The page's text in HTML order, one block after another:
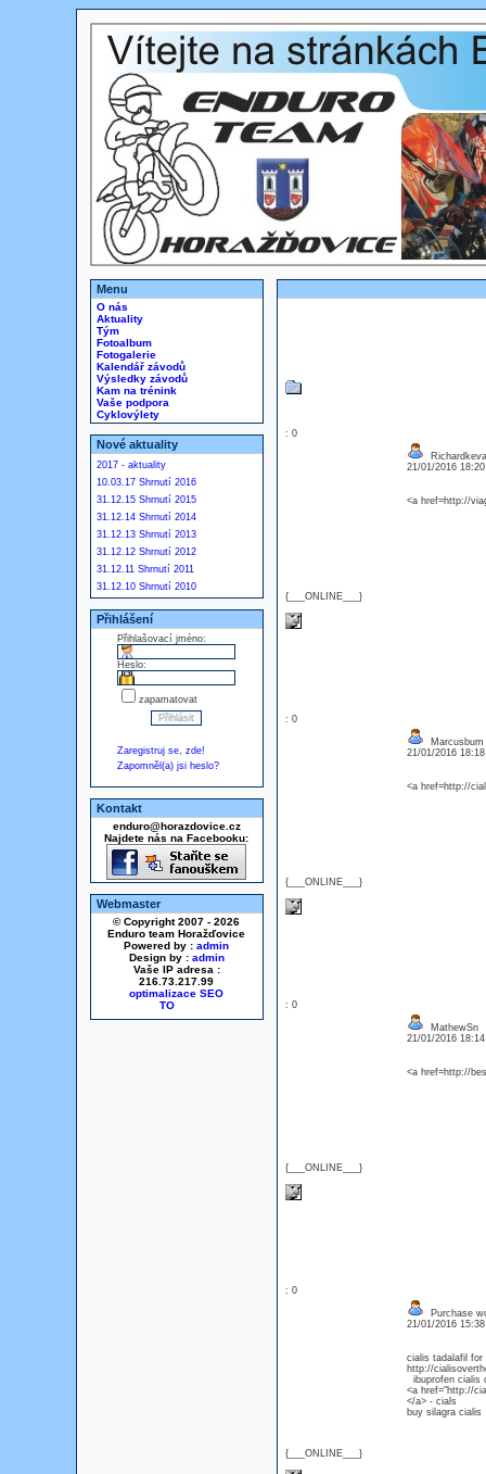
Menu
O nás
Aktuality
Tým
Fotoalbum
Fotogalerie
Kalendář závodů
Výsledky závodů
Kam na trénink
Vaše podpora
Cyklovýlety
Nové aktuality
2017 - aktuality
10.03.17 Shrnutí 2016
31.12.15 Shrnutí 2015
31.12.14 Shrnutí 2014
31.12.13 Shrnutí 2013
31.12.12 Shrnutí 2012
31.12.11 Shrnutí 2011
31.12.10 Shrnutí 2010
Přihlášení
Přihlašovací jméno:
Heslo:
zapamatovat
Zaregistruj se, zde!
Zapomněl(a) jsi heslo?
Kontakt
enduro@horazdovice.cz
Najdete nás na Facebooku:
Webmaster
© Copyright 2007 - 2026
Enduro team Horažďovice
Powered by : admin
Design by : admin
Vaše IP adresa :
216.73.217.99
optimalizace SEO
: 0
{___ONLINE___}
Richardkeva
21/01/2016
<a href=http://
: 0
{___ONLINE___}
Marcusbum
21/01/2016
<a href=http://
: 0
{___ONLINE___}
MathewSn
21/01/2016
<a href=http://
: 0
{___ONLINE___}
Purchase
21/01/2016
cialis tadalafil for
http://
ibuprofen cialis
<a href="http://
</a> - cials
buy silagra cialis